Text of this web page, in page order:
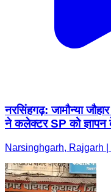
नरसिंहगढ़: जामौन्या
ने कलेक्टर SP को
Narsinghgarh, Rajgarh